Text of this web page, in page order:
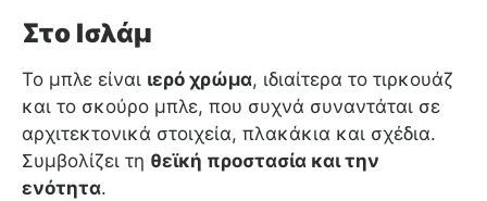
Στο Ισλάμ
Το μπλε είναι ιερό χρώμα, ιδιαίτερα το τιρκουάζ
και το σκούρο μπλε, που συχνά συναντάται σε
αρχιτεκτονικά στοιχεία, πλακάκια και σχέδια.
Συμβολίζει τη θεϊκή προστασία και την
ενότητα.